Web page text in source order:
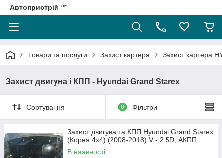
Автопристрій ™
Товари та послуги Захист картера Захист картера
Захист двигуна і КПП - Hyundai Grand Starex
Сортування 0 Фільтри
Захист двигуна та КПП Hyundai Grand Starex
(Корея 4х4) (2008-2018) V - 2.5D; АКПП
В наявності